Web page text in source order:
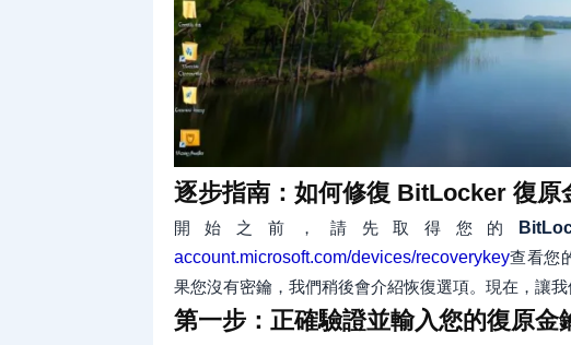
逐步指南：如何修復 BitLocker 復原
開始之前，請先取得您的
account.microsoft.com/devices/recoverykey查看您
果您沒有密鑰，我們稍後會介紹恢復選項。現在，讓我
第一步：正確驗證並輸入您的復原金